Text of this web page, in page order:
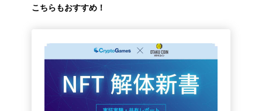
こちらもおすすめ！